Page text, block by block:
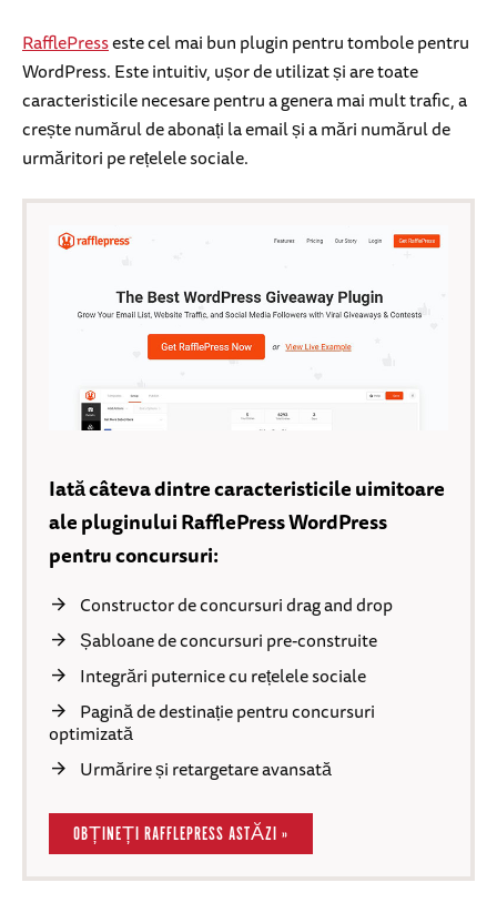
RafflePresseste cel mai bun plugin pentru tombole pentru
WordPress. Este intuitiv, ușor de utilizat și are toate
caracteristicile necesare pentru a genera mai mult trafic, a
crește numărul de abonați la email și a mări numărul de
urmăritori pe rețelele sociale.
Iată câteva dintre caracteristicile uimitoare
ale pluginului RafflePress WordPress
pentru concursuri:
Constructor de concursuri drag and drop
Șabloane de concursuri pre-construite
Integrări puternice cu rețelele sociale
Pagină de destinație pentru concursuri
optimizată
Urmărire și retargetare avansată
OBȚINEȚI RAFFLEPRESS ASTĂZI »